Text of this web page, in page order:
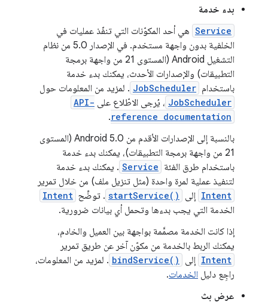
بدء خدمة
Service هي أحد المكوّنات التي تنفّذ عمليات في
الخلفية بدون واجهة مستخدم. في الإصدار 5.0 من نظام
التشغيل Android (المستوى 21 من واجهة برمجة
التطبيقات) والإصدارات الأحدث، يمكنك بدء خدمة
باستخدام JobScheduler . لمزيد من المعلومات حول
JobScheduler ، يُرجى الاطّلاع على API-
reference documentation
.
بالنسبة إلى الإصدارات الأقدم من Android 5.0 (المستوى
21 من واجهة برمجة التطبيقات)، يمكنك بدء خدمة
باستخدام طرق الفئة Service . يمكنك بدء خدمة
لتنفيذ عملية لمرة واحدة (مثل تنزيل ملف) من خلال تمرير
Intent إلى startService() . توضِّح Intent
الخدمة التي يجب بدءها وتحمل أي بيانات ضرورية.
إذا كانت الخدمة مصمَّمة بواجهة بين العميل والخادم،
يمكنك الربط بالخدمة من مكوّن آخر عن طريق تمرير
Intent إلى bindService() . لمزيد من المعلومات،
راجِع دليل الخدمات.
عرض بث